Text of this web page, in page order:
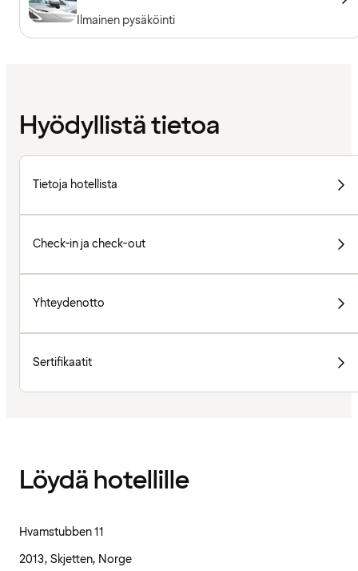
Ilmainen pysäköinti
Hyödyllistä tietoa
Tietoja hotellista
Check-in ja check-out
Yhteydenotto
Sertifikaatit
Löydä hotellille
Hvamstubben 11
2013, Skjetten, Norge